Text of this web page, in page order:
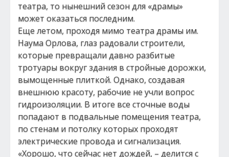
театра, то нынешний сезон для «драмы»
может оказаться последним.
Еще летом, проходя мимо театра драмы им.
Наума Орлова, глаз радовали строители,
которые превращали давно разбитые
тротуары вокруг здания в стройные дорожки,
вымощенные плиткой. Однако, создавая
внешнюю красоту, рабочие не учли вопрос
гидроизоляции. В итоге все сточные воды
попадают в подвальные помещения театра,
по стенам и потолку которых проходят
электрические провода и сигнализация.
«Хорошо, что сейчас нет дождей, – делится с